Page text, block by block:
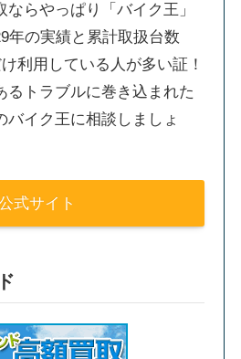
らやっぱり「バイク王」
年の実績と累計取扱台数
利用している人が多い証！
るトラブルに巻き込まれた
バイク王に相談しましょ
式サイト